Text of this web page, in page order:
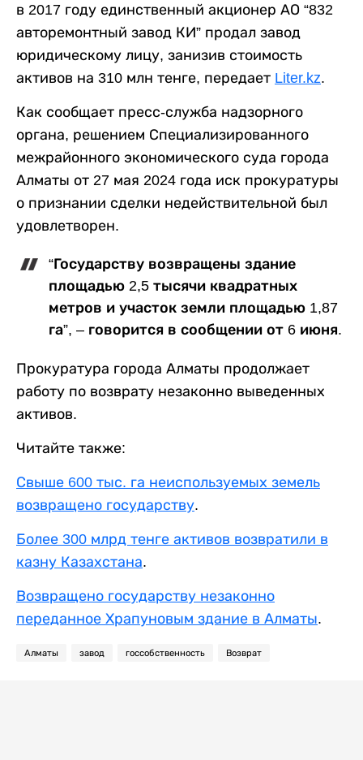
в 2017 году единственный акционер АО “832
авторемонтный завод КИ” продал завод
юридическому лицу, занизив стоимость
активов на 310 млн тенге, передает Liter.kz.
Как сообщает пресс-служба надзорного
органа, решением Специализированного
межрайонного экономического суда города
Алматы от 27 мая 2024 года иск прокуратуры
о признании сделки недействительной был
удовлетворен.
“Государству возвращены здание
площадью 2,5 тысячи квадратных
метров и участок земли площадью 1,87
га”, – говорится в сообщении от 6 июня.
Прокуратура города Алматы продолжает
работу по возврату незаконно выведенных
активов.
Читайте также:
Свыше 600 тыс. га неиспользуемых земель
возвращено государству.
Более 300 млрд тенге активов возвратили в
казну Казахстана.
Возвращено государству незаконно
переданное Храпуновым здание в Алматы.
Алматы завод госсобственность Возврат